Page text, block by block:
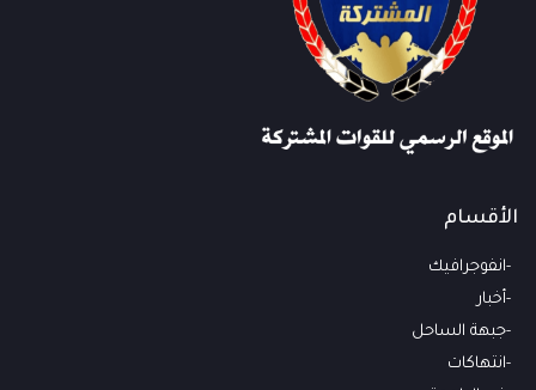
الأقسام
انفوجرافيك
أخبار
جبهة الساحل
انتهاكات